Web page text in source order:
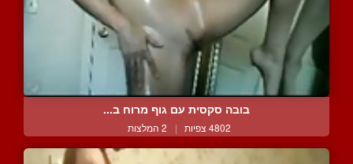
בובה סקסית עם גוף מרוח ב...
4802 צפיות | 2 המלצות